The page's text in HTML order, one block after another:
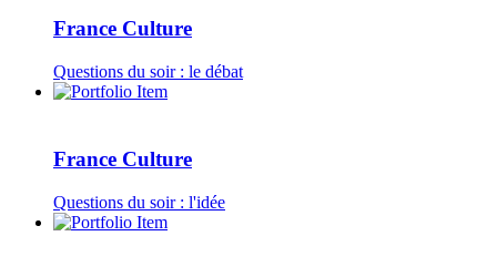
France Culture
Questions du soir : le débat
France Culture
Questions du soir : l'idée